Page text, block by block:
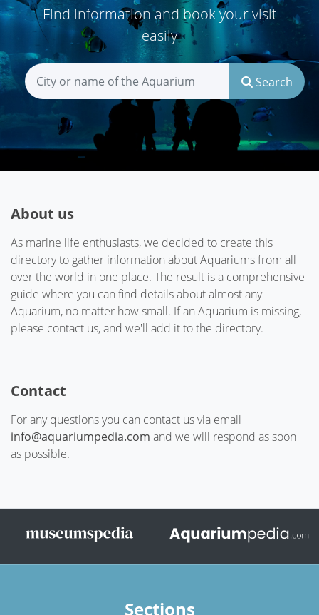
Find information and book your visit
easily
Search
About us
As marine life enthusiasts, we decided to create this
directory to gather information about Aquariums from all
over the world in one place. The result is a comprehensive
guide where you can find details about almost any
Aquarium, no matter how small. If an Aquarium is missing,
please contact us, and we'll add it to the directory.
Contact
For any questions you can contact us via email
info@aquariumpedia.com and we will respond as soon
as possible.
Sections